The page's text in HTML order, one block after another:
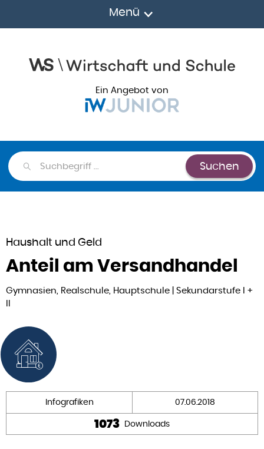
Menü
Ein Angebot von
Suchen Suchen
Anteil am Versandhandel
Haushalt und Geld
Gymnasien, Realschule, Hauptschule | Sekundarstufe I +
II
Infografiken 07.06.2018
1073 Downloads